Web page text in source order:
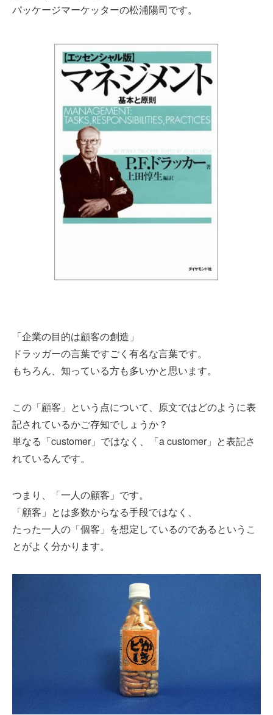
パッケージマーケッターの松浦陽司です。
「企業の目的は顧客の創造」
ドラッガーの言葉ですごく有名な言葉です。
もちろん、知っている方も多いかと思います。
この「顧客」という点について、原文ではどのように表
記されているかご存知でしょうか？
単なる「customer」ではなく、「a customer」と表記さ
れているんです。
つまり、「一人の顧客」です。
「顧客」とは多数からなる手段ではなく、
たった一人の「個客」を想定しているのであるというこ
とがよく分かります。